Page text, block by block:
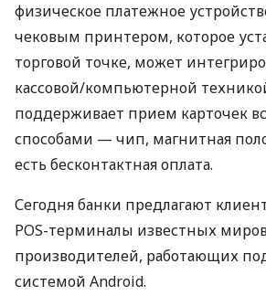
физическое платежное
чековым принтером, которое
торговой точке, может
кассовой/компьютерной
поддерживает прием карточек
способами — чип, магнитная
есть бесконтактная оплата.
Сегодня банки предлагают
POS-терминалы известных
производителей, работающих
системой Android.